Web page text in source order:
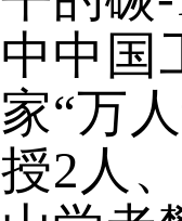
中中国
家“万
授2 人